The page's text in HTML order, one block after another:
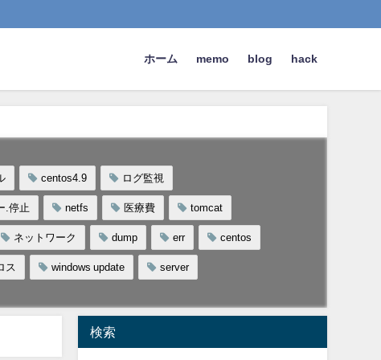
ホーム memo blog hack
centos4.9 ログ監視
.停止 netfs 医療費 tomcat
ネットワーク dump err centos
ス windows update server
検索